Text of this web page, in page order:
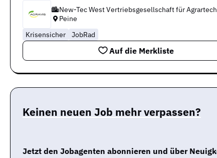
New-Tec West Vertriebsgesellschaft für
Peine
Krisensicher
JobRad
Auf die Merkliste
Keinen neuen Job mehr verpassen?
Jetzt den Jobagenten abonnieren und über